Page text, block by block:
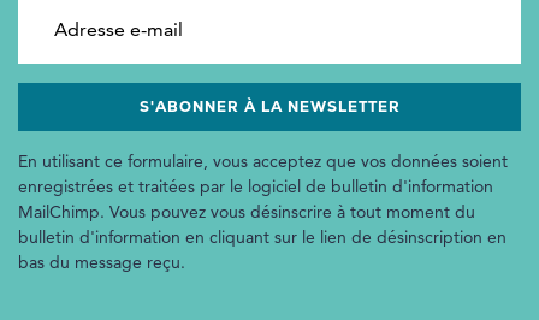
En utilisant ce formulaire, vous acceptez que vos données soient
enregistrées et traitées par le logiciel de bulletin d'information
MailChimp. Vous pouvez vous désinscrire à tout moment du
bulletin d'information en cliquant sur le lien de désinscription en
bas du message reçu.